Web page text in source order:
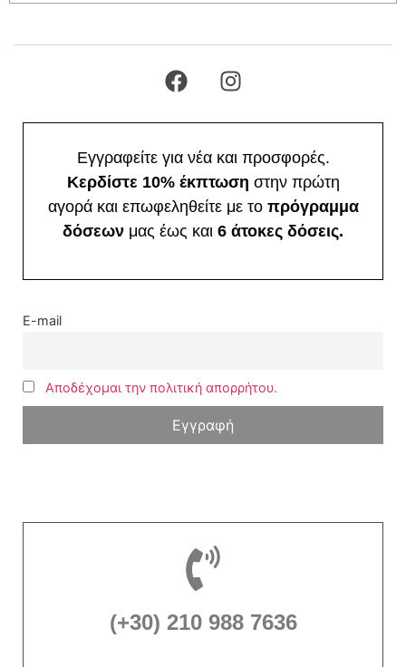
Εγγραφείτε για νέα και προσφορές.
Κερδίστε 10% έκπτωση στην πρώτη
αγορά και επωφεληθείτε με το πρόγραμμα
δόσεων μας έως και 6 άτοκες δόσεις.
E-mail
Αποδέχομαι την πολιτική απορρήτου.
(+30) 210 988 7636